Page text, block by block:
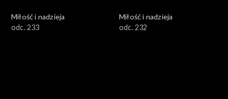
Miłość i nadzieja
odc. 233
Miłość i nadzieja
odc. 232